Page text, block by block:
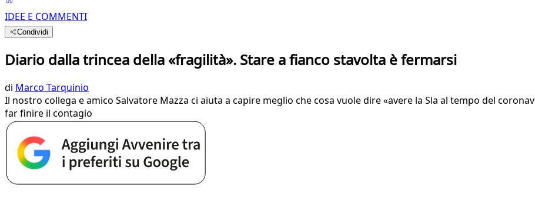
IDEE E COMMENTI
Condividi
Diario dalla trincea della «fragilità». Stare a fianco stavolta è fermarsi
di Marco Tarquinio
Il nostro collega e amico Salvatore Mazza ci aiuta a capire meglio che cosa vuole dire «avere la Sla al tempo del
far finire il contagio